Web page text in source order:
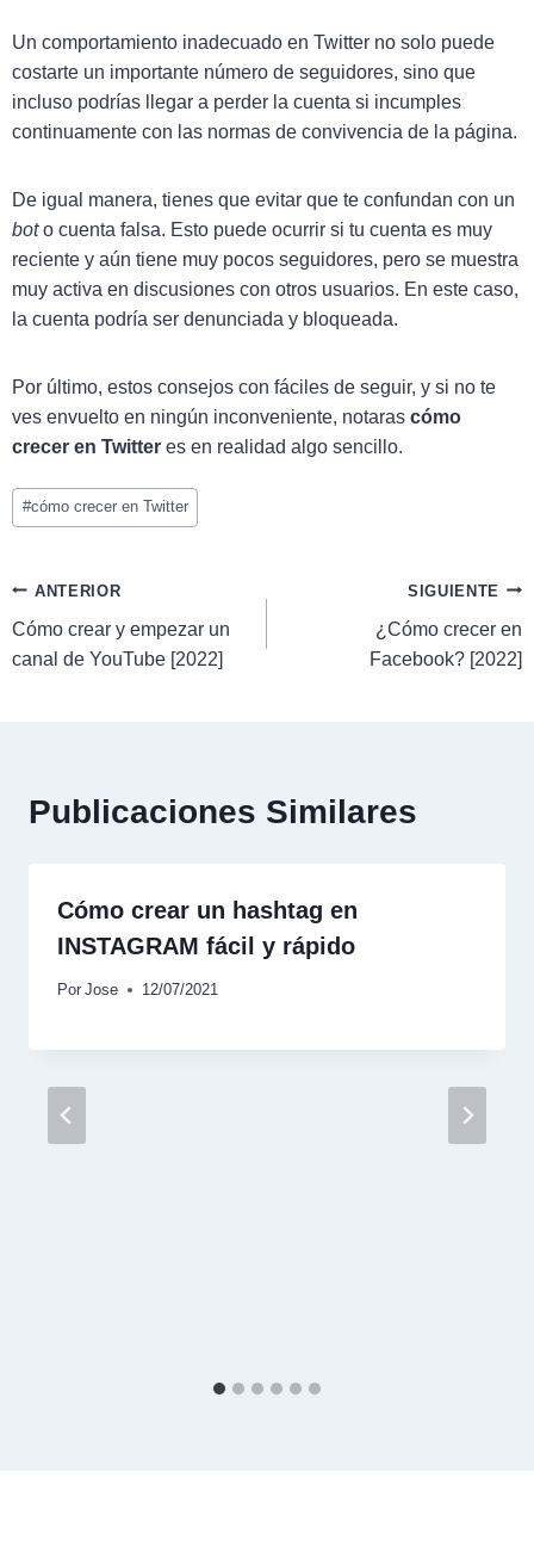
Un comportamiento inadecuado en Twitter no solo puede
costarte un importante número de seguidores, sino que
incluso podrías llegar a perder la cuenta si incumples
continuamente con las normas de convivencia de la página.
De igual manera, tienes que evitar que te confundan con un
boto cuenta falsa. Esto puede ocurrir si tu cuenta es muy
reciente y aún tiene muy pocos seguidores, pero se muestra
muy activa en discusiones con otros usuarios. En este caso,
la cuenta podría ser denunciada y bloqueada.
Por último, estos consejos con fáciles de seguir, y si no te
ves envuelto en ningún inconveniente, notaras cómo
crecer en Twitter es en realidad algo sencillo.
#cómo crecer en Twitter
ANTERIOR
Cómo crear y empezar un
canal de YouTube [2022]
SIGUIENTE
¿Cómo crecer en
Facebook? [2022]
Publicaciones Similares
Cómo crear un hashtag en
INSTAGRAM fácil y rápido
Por Jose 12/07/2021